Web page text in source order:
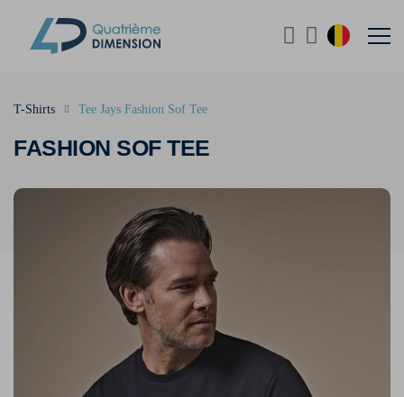
FASHION SOF TEE
T-Shirts Tee Jays Fashion Sof Tee